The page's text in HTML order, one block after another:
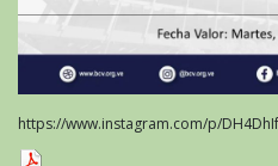
https://www.instagram.com/p/